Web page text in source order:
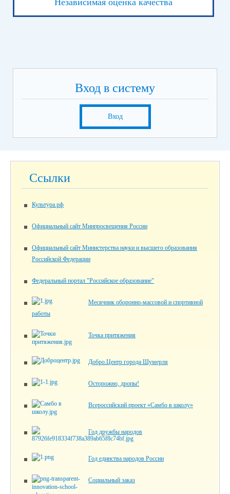
Независимая оценка качества
Вход в систему
Вход
Ссылки
Культура.рф
Официальный сайт Минпросвещения России
Официальный сайт Министерства науки и высшего образования
Российской Федерации
Федеральный портал "Российское образование"
Месячник оборонно-массовой и спортивной
работы
Точка притяжения
Добро.Центр города Шумерля
Осторожно, дропы!
Всероссийский проект «Самбо в школу»
Год дружбы народов
Год единства народов России
Социальный заказ